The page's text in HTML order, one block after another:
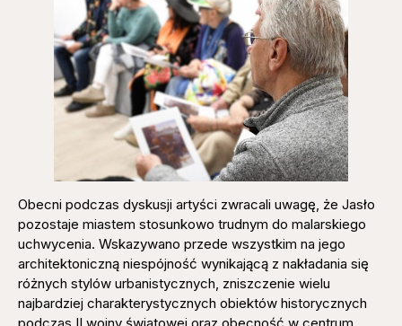
Obecni podczas dyskusji artyści zwracali uwagę, że Jasło
pozostaje miastem stosunkowo trudnym do malarskiego
uchwycenia. Wskazywano przede wszystkim na jego
architektoniczną niespójność wynikającą z nakładania się
różnych stylów urbanistycznych, zniszczenie wielu
najbardziej charakterystycznych obiektów historycznych